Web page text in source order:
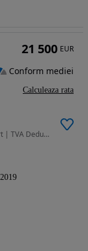
1995 cm3 • 190 CP • BMW 320d xDrive GT M Sport | TVA Deductibil | Pilot Activ | Camere 360
2019
21 500 EUR
Conform mediei
Calculeaza rata